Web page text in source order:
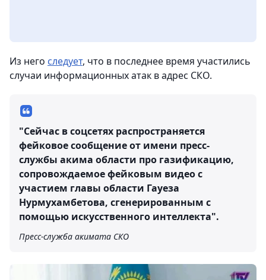
Из него следует, что в последнее время участились
случаи информационных атак в адрес СКО.
"Сейчас в соцсетях распространяется
фейковое сообщение от имени пресс-
службы акима области про газификацию,
сопровождаемое фейковым видео с
участием главы области Гауеза
Нурмухамбетова, сгенерированным с
помощью искусственного интеллекта".
Пресс-служба акимата СКО